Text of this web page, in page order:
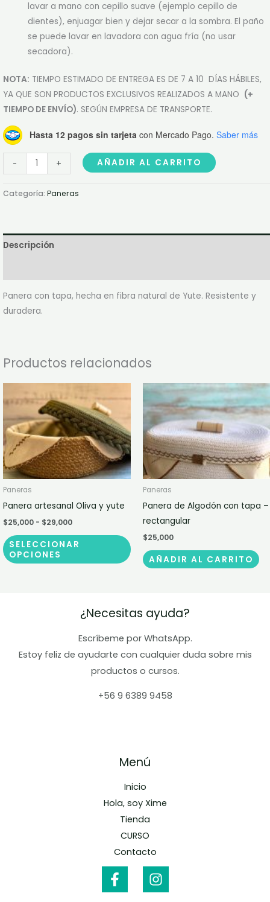
lavar a mano con cepillo suave (ejemplo cepillo de
dientes), enjuagar bien y dejar secar a la sombra. El paño
se puede lavar en lavadora con agua fría (no usar
secadora).
NOTA: TIEMPO ESTIMADO DE ENTREGA ES DE 7 A 10 DÍAS HÁBILES,
YA QUE SON PRODUCTOS EXCLUSIVOS REALIZADOS A MANO (+
TIEMPO DE ENVÍO). SEGÚN EMPRESA DE TRANSPORTE.
Hasta 12 pagos sin tarjeta con Mercado Pago. Saber más
- + AÑADIR AL CARRITO
Categoría: Paneras
Descripción
Panera con tapa, hecha en fibra natural de Yute. Resistente y
duradera.
Productos relacionados
Paneras
Panera artesanal Oliva y yute
$25,000 - $29,000
de
precios:
desde
$25,000
hasta
$29,000
SELECCIONAR
OPCIONES
Este
producto
múltiples
variantes.
Las
opciones
pueden
elegir
en
la
página
Paneras
Panera de Algodón con tapa –
rectangular
$25,000
AÑADIR AL CARRITO
¿Necesitas ayuda?
Escríbeme por WhatsApp.
Estoy feliz de ayudarte con cualquier duda sobre mis
productos o cursos.
+56 9 6389 9458
Menú
Inicio
Hola, soy Xime
Tienda
CURSO
Contacto